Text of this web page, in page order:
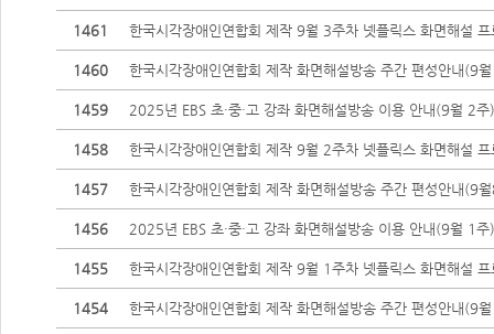
1461 한국시각장애인연합회 제작 9월 3주차 넷플릭스 화면해설 프
1460 한국시각장애인연합회 제작 화면해설방송 주간 편성안내(9
1459 2025년 EBS 초·중·고 강좌 화면해설방송 이용 안내(9월 2주)
1458 한국시각장애인연합회 제작 9월 2주차 넷플릭스 화면해설 프
1457 한국시각장애인연합회 제작 화면해설방송 주간 편성안내(9
1456 2025년 EBS 초·중·고 강좌 화면해설방송 이용 안내(9월 1주)
1455 한국시각장애인연합회 제작 9월 1주차 넷플릭스 화면해설 프
1454 한국시각장애인연합회 제작 화면해설방송 주간 편성안내(9